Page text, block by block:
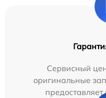
Сервисный
оригинальные